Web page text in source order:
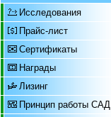
Исследования
Прайс-лист
Сертификаты
Награды
Лизинг
Принцип работы САД